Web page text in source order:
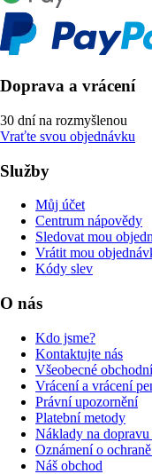
Doprava a vrácení
30 dní na rozmyšlenou
Vraťte svou objednávku
Služby
Můj účet
Centrum nápovědy
Sledovat mou
Vrátit mou
Kódy slev
O nás
Kdo jsme?
Kontaktujte nás
Všeobecné
Vrácení a vrácení
Právní upozornění
Platební metody
Náklady na
Oznámení o
Náš obchod